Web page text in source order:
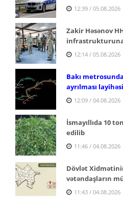
12:39 / 05.08.2026
Zakir Həsənov
12:14 / 05.08.2026
Bakı metrosunda
ayrılması
12:09 / 04.08.2026
İsmayıllıda 10
edilib
11:46 / 04.08.2026
Dövlət
vətəndaşların
11:43 / 04.08.2026